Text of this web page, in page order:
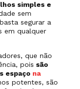
simples e
sem
segurar a
em qualquer
que não
pois são
espaço na
potentes, são